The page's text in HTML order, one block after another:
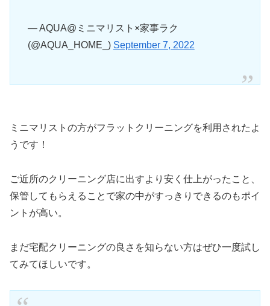
— AQUA@ミニマリスト×家事ラク
(@AQUA_HOME_) September 7, 2022
ミニマリストの方がフラットクリーニングを利用されたよ
うです！
ご近所のクリーニング店に出すより安く仕上がったこと、
保管してもらえることで家の中がすっきりできるのもポイ
ントが高い。
まだ宅配クリーニングの良さを知らない方はぜひ一度試し
てみてほしいです。